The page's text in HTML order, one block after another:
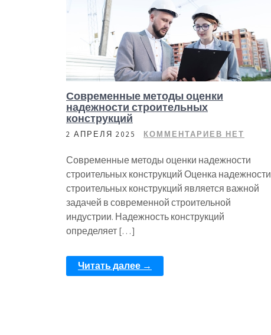
Современные методы оценки
надежности строительных
конструкций
2 АПРЕЛЯ 2025 КОММЕНТАРИЕВ НЕТ
Современные методы оценки надежности
строительных конструкций Оценка надежности
строительных конструкций является важной
задачей в современной строительной
индустрии. Надежность конструкций
определяет […]
Читать далее →